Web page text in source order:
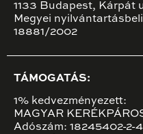
1133 Budapest, Kárpát
Megyei
18881/2002
TÁMOGATÁS:
1% kedvezményezett:
MAGYAR
Adószám: 18245402-2-